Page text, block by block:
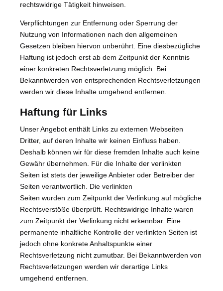
rechtswidrige Tätigkeit hinweisen.
Verpflichtungen zur Entfernung oder Sperrung der
Nutzung von Informationen nach den allgemeinen
Gesetzen bleiben hiervon unberührt. Eine diesbezügliche
Haftung ist jedoch erst ab dem Zeitpunkt der Kenntnis
einer konkreten Rechtsverletzung möglich. Bei
Bekanntwerden von entsprechenden Rechtsverletzungen
werden wir diese Inhalte umgehend entfernen.
Haftung für Links
Unser Angebot enthält Links zu externen Webseiten
Dritter, auf deren Inhalte wir keinen Einfluss haben.
Deshalb können wir für diese fremden Inhalte auch keine
Gewähr übernehmen. Für die Inhalte der verlinkten
Seiten ist stets der jeweilige Anbieter oder Betreiber der
Seiten verantwortlich. Die verlinkten
Seiten wurden zum Zeitpunkt der Verlinkung auf mögliche
Rechtsverstöße überprüft. Rechtswidrige Inhalte waren
zum Zeitpunkt der Verlinkung nicht erkennbar. Eine
permanente inhaltliche Kontrolle der verlinkten Seiten ist
jedoch ohne konkrete Anhaltspunkte einer
Rechtsverletzung nicht zumutbar. Bei Bekanntwerden von
Rechtsverletzungen werden wir derartige Links
umgehend entfernen.